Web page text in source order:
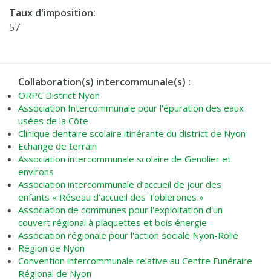
Taux d'imposition:
57
Collaboration(s) intercommunale(s) :
ORPC District Nyon
Association Intercommunale pour l'épuration des eaux
usées de la Côte
Clinique dentaire scolaire itinérante du district de Nyon
Echange de terrain
Association intercommunale scolaire de Genolier et
environs
Association intercommunale d’accueil de jour des
enfants « Réseau d’accueil des Toblerones »
Association de communes pour l'exploitation d'un
couvert régional à plaquettes et bois énergie
Association régionale pour l'action sociale Nyon-Rolle
Région de Nyon
Convention intercommunale relative au Centre Funéraire
Régional de Nyon